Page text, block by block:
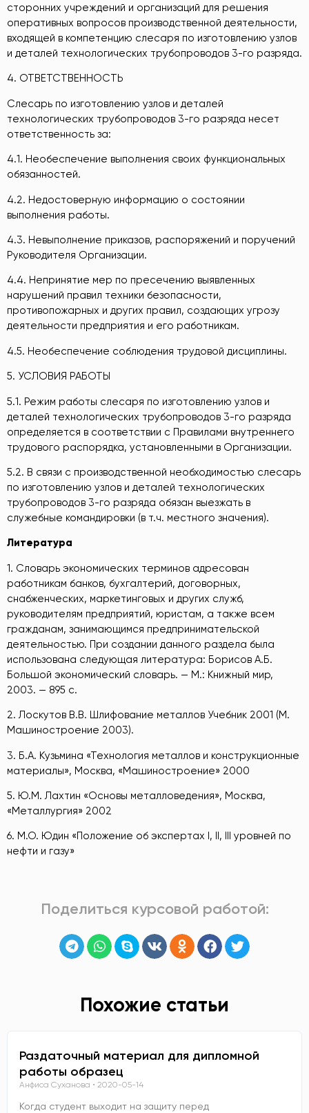
сторонних учреждений и организаций для решения
оперативных вопросов производственной деятельности,
входящей в компетенцию слесаря по изготовлению узлов
и деталей технологических трубопроводов 3-го разряда.
4. ОТВЕТСТВЕННОСТЬ
Слесарь по изготовлению узлов и деталей
технологических трубопроводов 3-го разряда несет
ответственность за:
4.1. Необеспечение выполнения своих функциональных
обязанностей.
4.2. Недостоверную информацию о состоянии
выполнения работы.
4.3. Невыполнение приказов, распоряжений и поручений
Руководителя Организации.
4.4. Непринятие мер по пресечению выявленных
нарушений правил техники безопасности,
противопожарных и других правил, создающих угрозу
деятельности предприятия и его работникам.
4.5. Необеспечение соблюдения трудовой дисциплины.
5. УСЛОВИЯ РАБОТЫ
5.1. Режим работы слесаря по изготовлению узлов и
деталей технологических трубопроводов 3-го разряда
определяется в соответствии с Правилами внутреннего
трудового распорядка, установленными в Организации.
5.2. В связи с производственной необходимостью слесарь
по изготовлению узлов и деталей технологических
трубопроводов 3-го разряда обязан выезжать в
служебные командировки (в т.ч. местного значения).
Литература
1. Словарь экономических терминов адресован
работникам банков, бухгалтерий, договорных,
снабженческих, маркетинговых и других служб,
руководителям предприятий, юристам, а также всем
гражданам, занимающимся предпринимательской
деятельностью. При создании данного раздела была
использована следующая литература: Борисов А.Б.
Большой экономический словарь. — М.: Книжный мир,
2003. — 895 с.
2. Лоскутов В.В. Шлифование металлов Учебник 2001 (М.
Машиностроение 2003).
3. Б.А. Кузьмина «Технология металлов и конструкционные
материалы», Москва, «Машиностроение» 2000
5. Ю.М. Лахтин «Основы металловедения», Москва,
«Металлургия» 2002
6. М.О. Юдин «Положение об экспертах I, II, III уровней по
нефти и газу»
Поделиться курсовой работой:
Похожие статьи
Раздаточный материал для дипломной
работы образец
Анфиса Суханова 2020-05-14
Когда студент выходит на защиту перед